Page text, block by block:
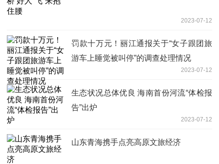
2023-07-12
罚款十万元！丽江通报关于“女子跟团旅
游车上睡觉被叫停”的调查处理情况
2023-07-12
生态状况总体优良 海南首份河流“体检报
告”出炉
2023-07-12
山东青海携手点亮高原文旅经济